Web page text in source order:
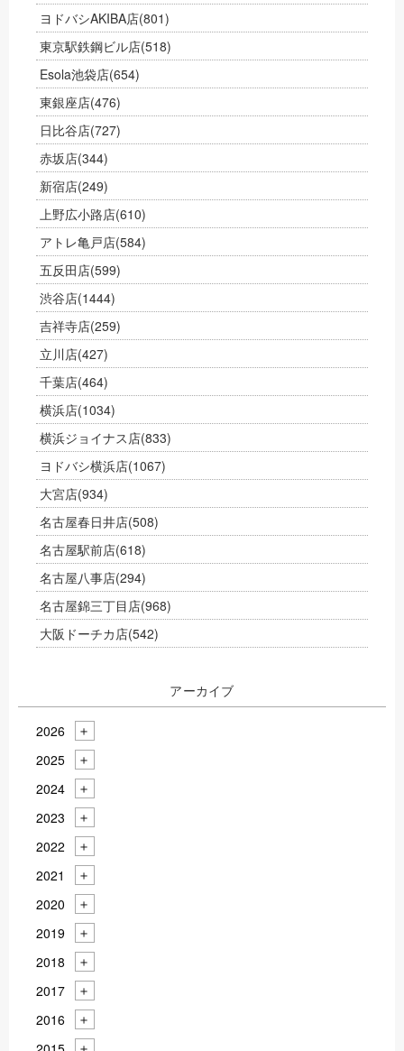
ヨドバシAKIBA店(801)
東京駅鉄鋼ビル店(518)
Esola池袋店(654)
東銀座店(476)
日比谷店(727)
赤坂店(344)
新宿店(249)
上野広小路店(610)
アトレ亀戸店(584)
五反田店(599)
渋谷店(1444)
吉祥寺店(259)
立川店(427)
千葉店(464)
横浜店(1034)
横浜ジョイナス店(833)
ヨドバシ横浜店(1067)
大宮店(934)
名古屋春日井店(508)
名古屋駅前店(618)
名古屋八事店(294)
名古屋錦三丁目店(968)
大阪ドーチカ店(542)
アーカイブ
2026
2025
2024
2023
2022
2021
2020
2019
2018
2017
2016